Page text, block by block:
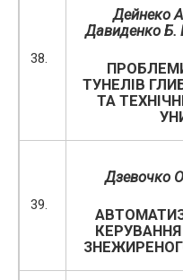
38.
Дейнеко
Давиденко Б.
ТУНЕЛІВ
ТА
39.
Дзевочко